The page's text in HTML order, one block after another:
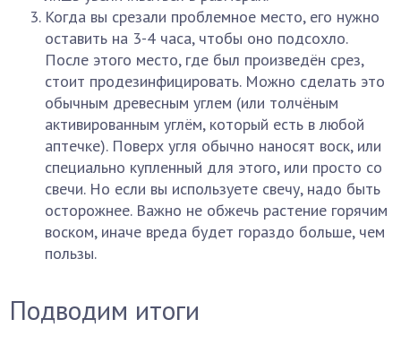
Когда вы срезали проблемное место, его нужно
оставить на 3-4 часа, чтобы оно подсохло.
После этого место, где был произведён срез,
стоит продезинфицировать. Можно сделать это
обычным древесным углем (или толчёным
активированным углём, который есть в любой
аптечке). Поверх угля обычно наносят воск, или
специально купленный для этого, или просто со
свечи. Но если вы используете свечу, надо быть
осторожнее. Важно не обжечь растение горячим
воском, иначе вреда будет гораздо больше, чем
пользы.
Подводим итоги